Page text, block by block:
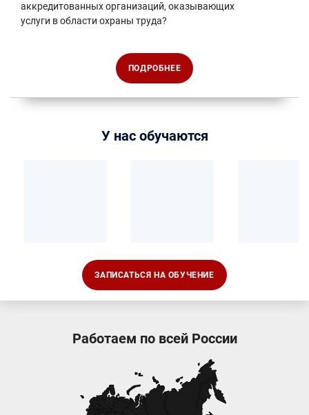
аккредитованных организаций, оказывающих
услуги в области охраны труда?
ПОДРОБНЕЕ
У нас обучаются
ЗАПИСАТЬСЯ НА ОБУЧЕНИЕ
Работаем по всей России